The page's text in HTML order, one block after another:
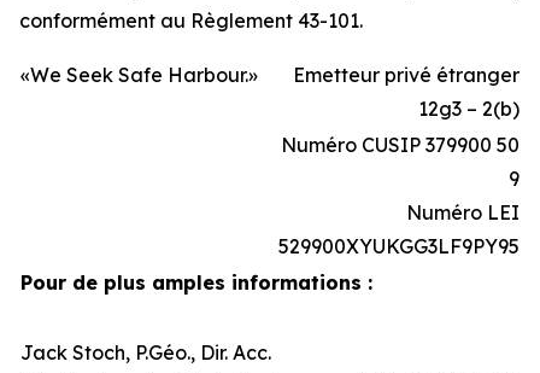
conformément au Règlement 43-101.
«We Seek Safe Harbour.»
Emetteur privé étranger
12g3 – 2(b)
Numéro CUSIP 379900 50
9
Numéro LEI
529900XYUKGG3LF9PY95
Pour de plus amples informations :
Jack Stoch, P.Géo., Dir. Acc.